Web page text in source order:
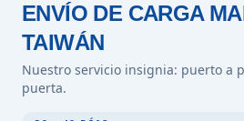
ENVÍO DE CARGA
TAIWÁN
Nuestro servicio insignia: puerto a
puerta.